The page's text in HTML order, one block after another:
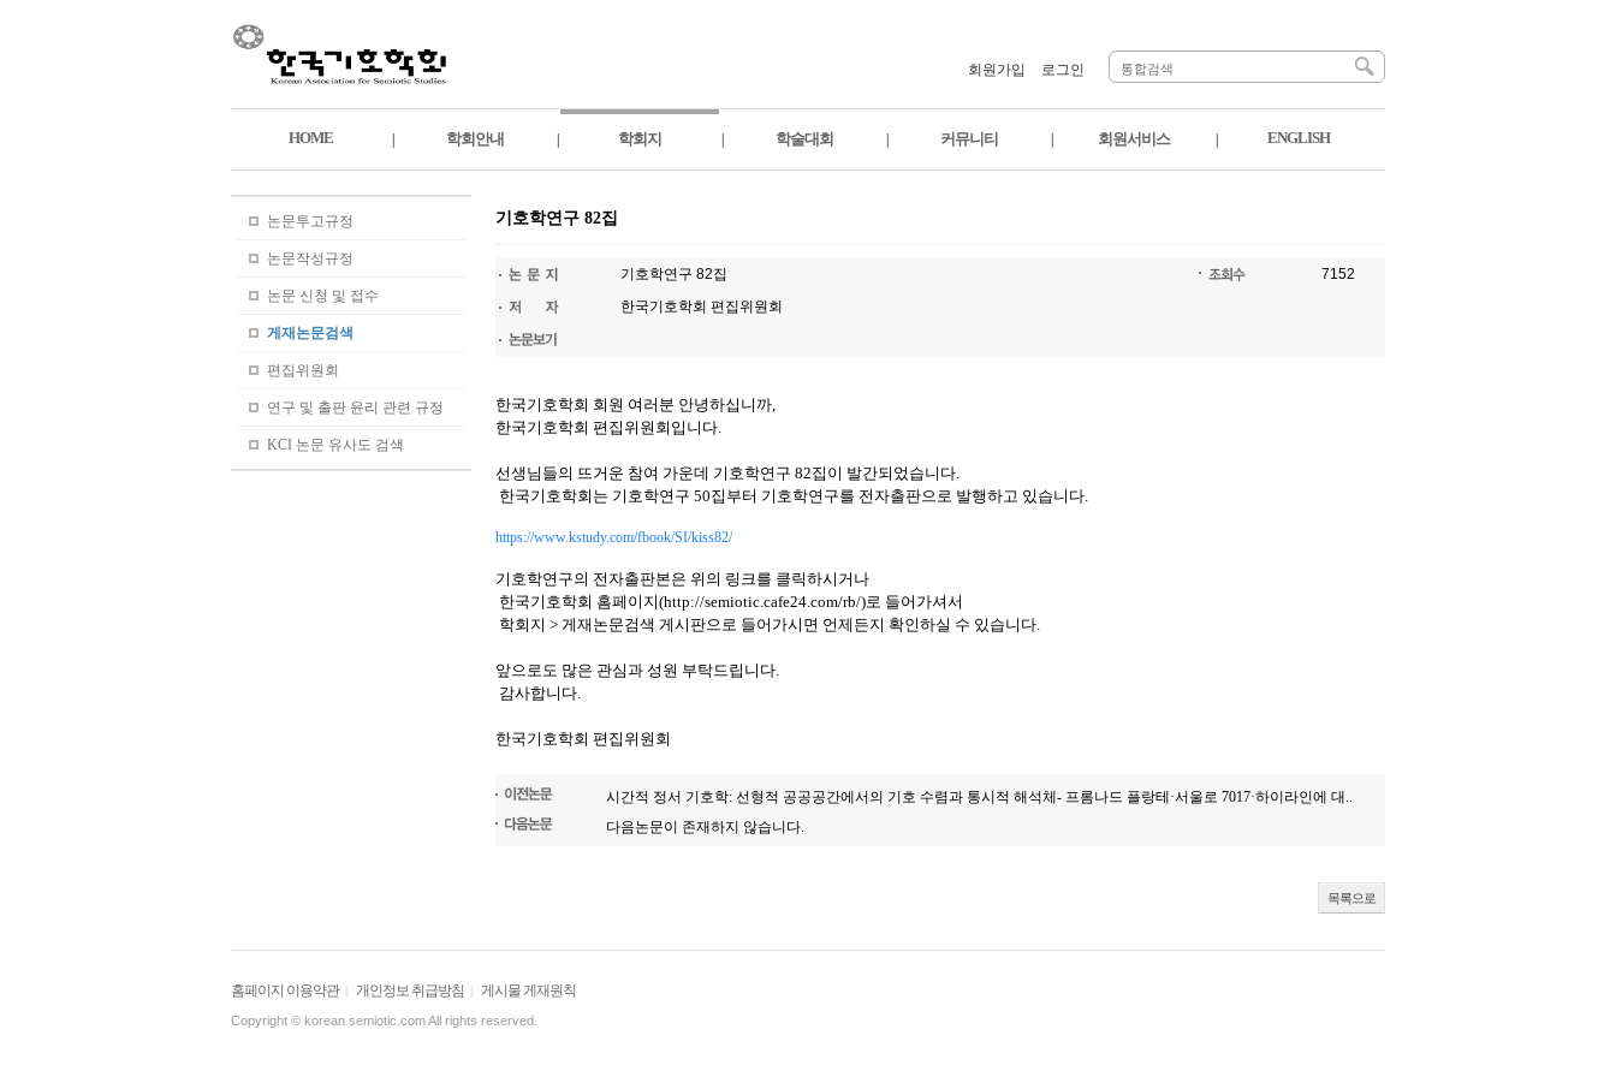
회원가입 로그인
HOME 학회안내 학회지 학술대회 커뮤니티 회원서비스 ENGLISH
논문투고규정
논문작성규정
논문 신청 및 접수
게재논문검색
편집위원회
연구 및 출판 윤리 관련 규정
KCI 논문 유사도 검색
기호학연구 82집
기호학연구 82집
7152
한국기호학회 편집위원회
한국기호학회 회원 여러분 안녕하십니까,
한국기호학회 편집위원회입니다.
선생님들의 뜨거운 참여 가운데 기호학연구 82집이 발간되었습니다.
한국기호학회는 기호학연구 50집부터 기호학연구를 전자출판으로 발행하고 있습니다.
https://www.kstudy.com/fbook/SI/kiss82/
기호학연구의 전자출판본은 위의 링크를 클릭하시거나
한국기호학회 홈페이지(http://semiotic.cafe24.com/rb/)로 들어가셔서
학회지 > 게재논문검색 게시판으로 들어가시면 언제든지 확인하실 수 있습니다.
앞으로도 많은 관심과 성원 부탁드립니다.
감사합니다.
한국기호학회 편집위원회
시간적 정서 기호학: 선형적 공공공간에서의 기호 수렴과 통시적 해석체- 프롬나드 플랑테·서울로 7017·하이라인에 대..
다음논문이 존재하지 않습니다.
목록으로
홈페이지 이용약관| 개인정보 취급방침 | 게시물 게재원칙
Copyright © korean semiotic.com All rights reserved.